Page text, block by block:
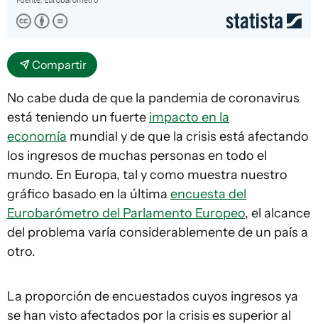
Compartir
No cabe duda de que la pandemia de coronavirus
está teniendo un fuerte impacto en la
economía mundial y de que la crisis está afectando
los ingresos de muchas personas en todo el
mundo. En Europa, tal y como muestra nuestro
gráfico basado en la última encuesta del
Eurobarómetro del Parlamento Europeo, el alcance
del problema varía considerablemente de un país a
otro.
La proporción de encuestados cuyos ingresos ya
se han visto afectados por la crisis es superior al